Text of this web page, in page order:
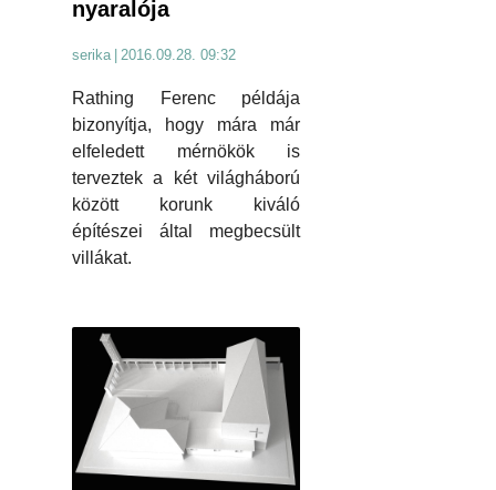
nyaralója
serika 2016.09.28. 09:32
Rathing Ferenc példája
bizonyítja, hogy mára már
elfeledett mérnökök is
terveztek a két világháború
között korunk kiváló
építészei által megbecsült
villákat.